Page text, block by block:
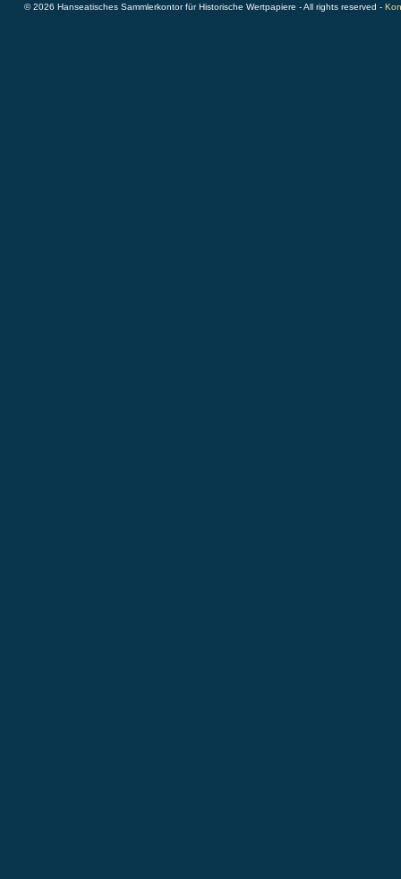
© 2026 Hanseatisches Sammlerkontor für Historische Wertpapiere - All rights reserved -